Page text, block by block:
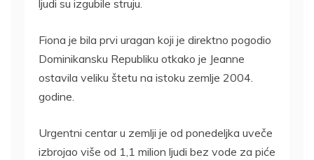
ljudi su izgubile struju.
Fiona je bila prvi uragan koji je direktno pogodio
Dominikansku Republiku otkako je Jeanne
ostavila veliku štetu na istoku zemlje 2004.
godine.
Urgentni centar u zemlji je od ponedeljka uveče
izbrojao više od 1,1 milion ljudi bez vode za piće